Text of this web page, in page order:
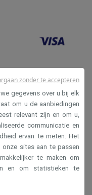
gegevens over u bij elk
om u de aanbiedingen
relevant zijn en om u,
communicatie en
ervan te meten. Het
sites aan te passen
te maken om
en om statistieken te
zonder te accepteren